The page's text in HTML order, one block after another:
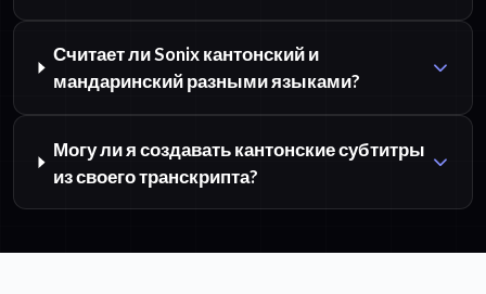
Считает ли Sonix кантонский и
мандаринский разными языками?
Могу ли я создавать кантонские субтитры
из своего транскрипта?